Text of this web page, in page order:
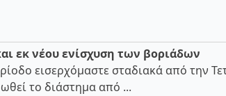
εκ νέου ενίσχυση των βοριάδων
εισερχόμαστε σταδιακά από την
το διάστημα από ...